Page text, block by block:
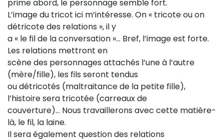
prime abord, le personnage semble fort.
L’image du tricot ici m’intéresse. On « tricote ou on
détricote des relations », il y
a « le fil de la conversation »… Bref, l’image est forte.
Les relations mettront en
scène des personnages attachés l’une à l’autre
(mère/fille), les fils seront tendus
ou détricotés (maltraitance de la petite fille),
l’histoire sera tricotée (carreaux de
couverture)… Nous travaillerons avec cette matière-
là, le fil, la laine.
Il sera également question des relations